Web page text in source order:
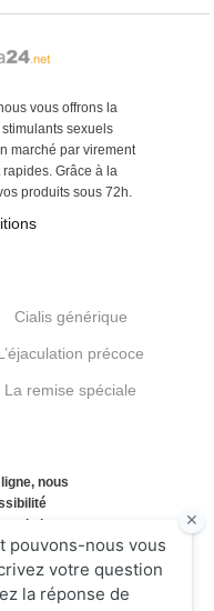
vous offrons la
sexuels
marché par virement
Grâce à la
produits sous 72h.
Cialis générique
précoce
La remise spéciale
nous
de haute